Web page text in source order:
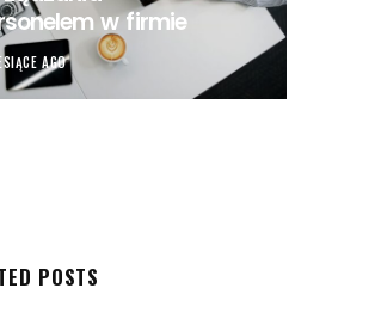
w firmie
AGO
POSTS